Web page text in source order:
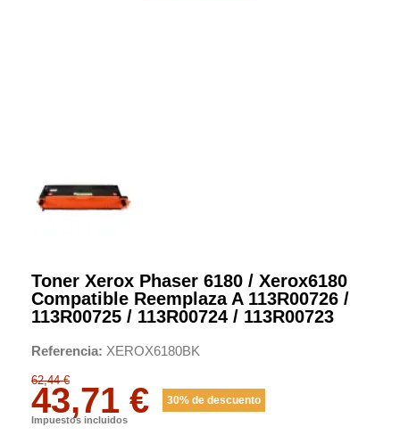
Toner Xerox Phaser 6180 / Xerox6180
Compatible Reemplaza A 113R00726 /
113R00725 / 113R00724 / 113R00723
Referencia XEROX6180BK
62,44 €
43,71 € 30% de descuento
Impuestos incluidos